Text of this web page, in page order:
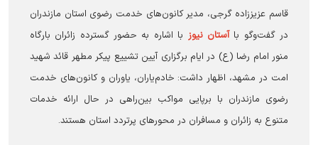
قاسم عزیززاده گرجی، مدیر کانون‌های خدمت رضوی استان مازندران
در گفت‌و‌گو با آستان نیوز با اشاره به حضور گسترده زائران بارگاه
منور امام رضا (ع) در ایام برگزاری آیین تشییع پیکر مطهر قائد شهید
امت در مشهد، اظهار داشت: خادم‌یاران، یاوران و کانون‌های خدمت
رضوی مازندران با برپایی مواکب بین‌راهی در حال ارائه خدمات
متنوع به زائران و مسافران در محور‌های پرتردد استان هستند.